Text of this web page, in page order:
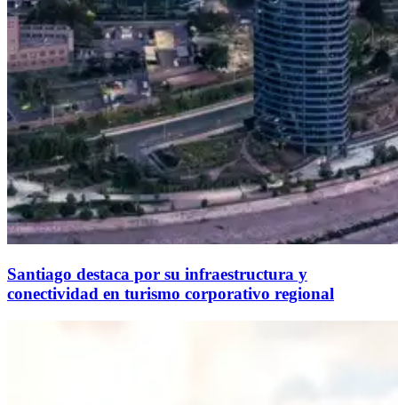
Santiago destaca por su infraestructura y
conectividad en turismo corporativo regional